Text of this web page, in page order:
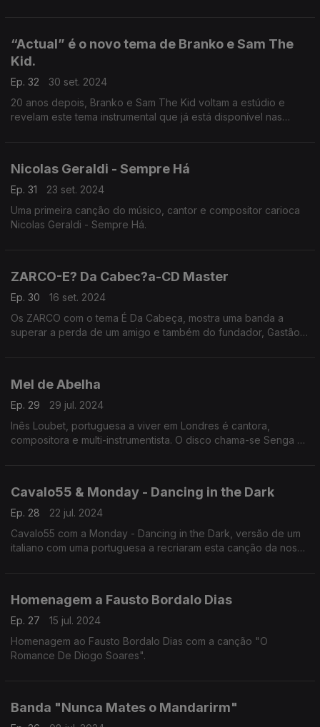
“Actual” é o novo tema de Branko e Sam The
Kid.
Ep. 32
30 set. 2024
20 anos depois, Branko e Sam The Kid voltam a estúdio e
revelam este tema instrumental que já está disponível nas
Nicolas Geraldi - Sempre Há
Ep. 31
23 set. 2024
Uma primeira canção do músico, cantor e compositor carioca
Nicolas Geraldi - Sempre Há.
ZARCO-E? Da Cabec?a-CD Master
Ep. 30
16 set. 2024
Os ZARCO com o tema É Da Cabeça, mostra uma banda a
superar a perda de um amigo e também do fundador, Gastão
Mel de Abelha
Ep. 29
29 jul. 2024
Inês Loubet, portuguesa a viver em Londres é cantora,
compositora e multi-instrumentista. O disco chama-se Senga e
Cavalo55 & Monday - Dancing in the Dark
Ep. 28
22 jul. 2024
Cavalo55 com a Monday - Dancing in the Dark, versão de um
italiano com uma portuguesa a recriaram esta canção da nossa
Homenagem a Fausto Bordalo Dias
Ep. 27
15 jul. 2024
Homenagem ao Fausto Bordalo Dias com a canção "O
Romance De Diogo Soares".
Banda "Nunca Mates o Mandarirm"